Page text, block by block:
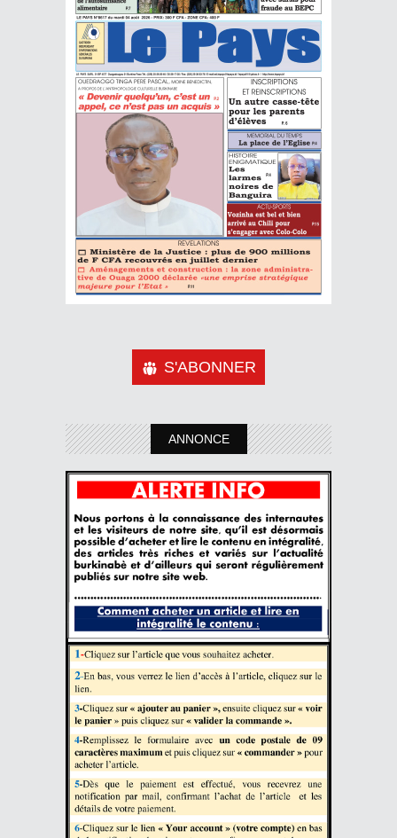
S'ABONNER
ANNONCE